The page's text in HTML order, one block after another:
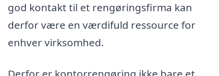
god kontakt til et rengøringsfirma kan
derfor være en værdifuld ressource for
enhver virksomhed.